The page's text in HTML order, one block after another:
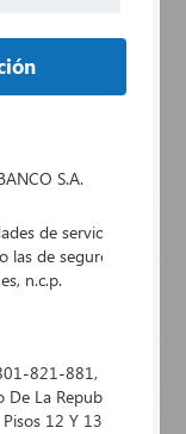
S.A.
de servicios
las de seguros y
n.c.p.
821-881,
La Republica N°
12 Y 13